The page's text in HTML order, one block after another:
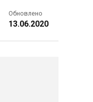
Обновлено
13.06.2020